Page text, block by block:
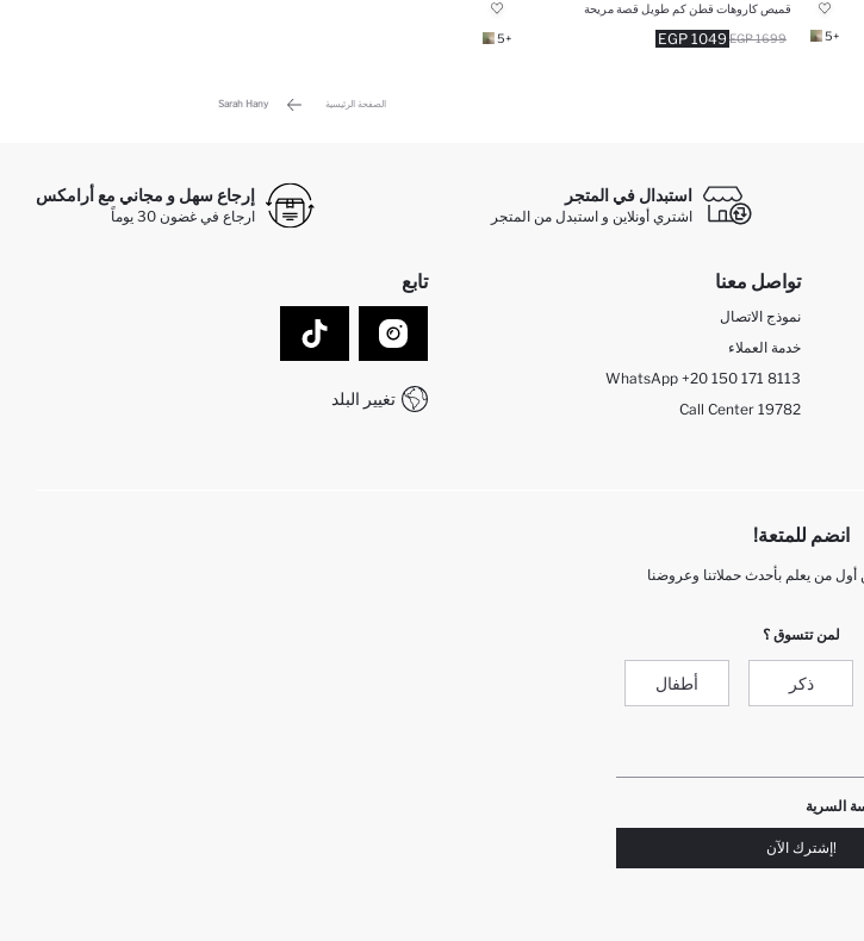
+5
قميص كاروهات قطن كم طويل قصة مريحة
1049 EGP 1699 EGP
+5
الصفحة الرئيسية Sarah Hany
استبدال في المتجر
اشتري أونلاين و استبدل من المتجر
إرجاع سهل و مجاني مع أرامكس
ارجاع في غضون 30 يوماً
تواصل معنا
نموذج الاتصال
خدمة العملاء
WhatsApp +20 150 171 8113
Call Center 19782
تابع
تغيير البلد
انضم للمتعة!
من يعلم بأحدث حملاتنا وعروضنا
لمن تتسوق ؟
ذكر أطفال
السرية
!إشترك الآن